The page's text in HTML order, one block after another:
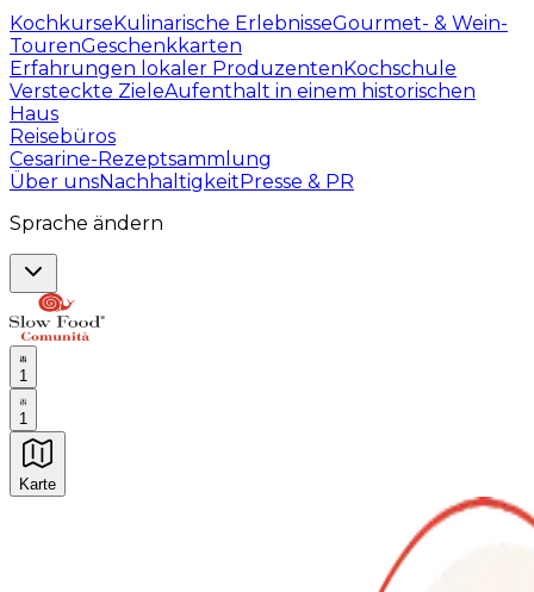
KochkurseKulinarische ErlebnisseGourmet- & Wein-
TourenGeschenkkarten
Erfahrungen lokaler ProduzentenKochschule
Versteckte ZieleAufenthalt in einem historischen
Haus
Reisebüros
Cesarine-Rezeptsammlung
Über unsNachhaltigkeitPresse & PR
Sprache ändern
1
1
Karte
Unvergessliche kulinarische Erlebnisse: